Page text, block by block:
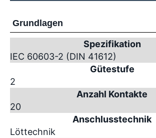
Grundlagen
Spezifikation
IEC 60603-2 (DIN 41612)
Gütestufe
2
Anzahl Kontakte
20
Anschlusstechnik
Löttechnik